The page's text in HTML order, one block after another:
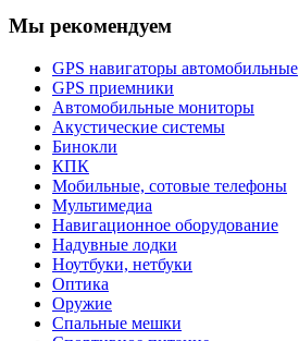
Мы рекомендуем
GPS навигаторы автомобильные
GPS приемники
Автомобильные мониторы
Акустические системы
Бинокли
КПК
Мобильные, сотовые телефоны
Мультимедиа
Навигационное оборудование
Надувные лодки
Ноутбуки, нетбуки
Оптика
Оружие
Спальные мешки